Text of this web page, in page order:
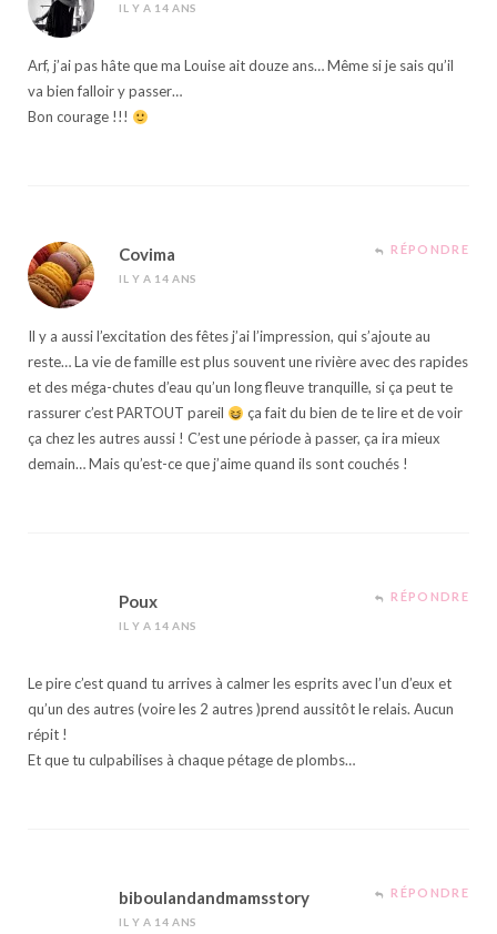
IL Y A 14 ANS
Arf, j’ai pas hâte que ma Louise ait douze ans… Même si je sais qu’il
va bien falloir y passer…
Bon courage !!!
Covima
IL Y A 14 ANS
RÉPONDRE
Il y a aussi l’excitation des fêtes j’ai l’impression, qui s’ajoute au
reste… La vie de famille est plus souvent une rivière avec des rapides
et des méga-chutes d’eau qu’un long fleuve tranquille, si ça peut te
rassurer c’est PARTOUT pareil
ça fait du bien de te lire et de voir
ça chez les autres aussi ! C’est une période à passer, ça ira mieux
demain… Mais qu’est-ce que j’aime quand ils sont couchés !
Poux
IL Y A 14 ANS
RÉPONDRE
Le pire c’est quand tu arrives à calmer les esprits avec l’un d’eux et
qu’un des autres (voire les 2 autres )prend aussitôt le relais. Aucun
répit !
Et que tu culpabilises à chaque pétage de plombs…
biboulandandmamsstory
IL Y A 14 ANS
RÉPONDRE